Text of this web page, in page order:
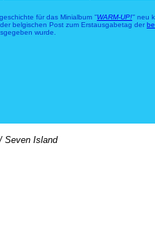
für das Minialbum "WARM-UP!" neu
belgischen Post zum Erstausgabetag der
wurde.
Seven Island